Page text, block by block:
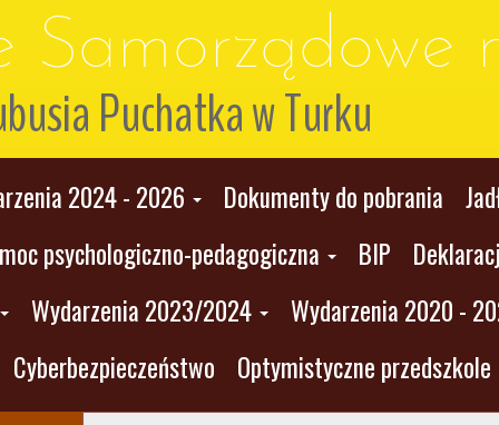
Samorządowe
Puchatka w Turku
2024 - 2026 Dokumenty do pobrania
psychologiczno-pedagogiczna BIP
Wydarzenia 2023/2024 Wydarzenia 2020 -
Cyberbezpieczeństwo Optymistyczne przedszkole